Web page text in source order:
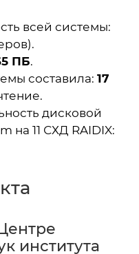
всей системы:
ПБ.
составила: 17
дисковой
на 11 СХД RAIDIX:
института